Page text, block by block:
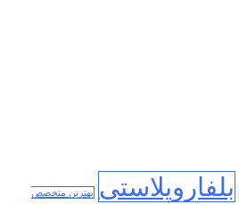
بلفاروپلاستی
بهترین متخصص